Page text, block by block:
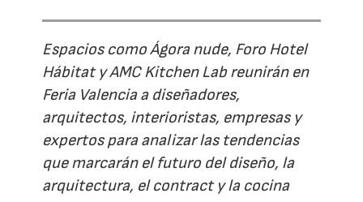
Espacios como Ágora nude, Foro Hotel
Hábitat y AMC Kitchen Lab reunirán en
Feria Valencia a diseñadores,
arquitectos, interioristas, empresas y
expertos para analizar las tendencias
que marcarán el futuro del diseño, la
arquitectura, el contract y la cocina